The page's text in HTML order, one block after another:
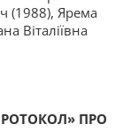
(1988), Ярема
Віталіївна
ПРО